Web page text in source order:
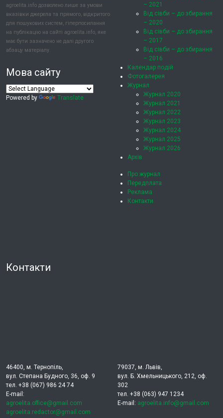
agroelita.info дозволено лише за умови
вказівки джерела та прямого, відкритого
для пошукових систем, гіперпосилання
на публікацію на сайті agroelita.info, яке
має бути зазначено не далі другого
абзацу матеріалу.
Мова сайту
Powered by Translate
– 2021
Від сівби – до збирання
– 2020
Від сівби – до збирання
– 2017
Від сівби – до збирання
– 2016
Календар подій
Фотогалерея
Журнал
Журнал 2020
Журнал 2021
Журнал 2022
Журнал 2023
Журнал 2024
Журнал 2025
Журнал 2026
Архів
Про журнал
Передплата
Реклама
Контакти
Контакти
46400, м. Тернопіль,
вул. Степана Будного, 36, оф. 9
тел. +38 (067) 986 24 74
E-mail:
agroelita.office@gmail.com
agroelita.redactor@gmail.com
79037, м. Львів,
вул. Б. Хмельницького, 212, оф.
302
тел. +38 (063) 947 1234
E-mail: agroelita.info@gmail.com